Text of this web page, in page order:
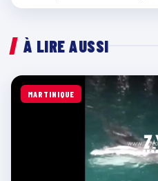
À LIRE AUSSI
MARTINIQUE